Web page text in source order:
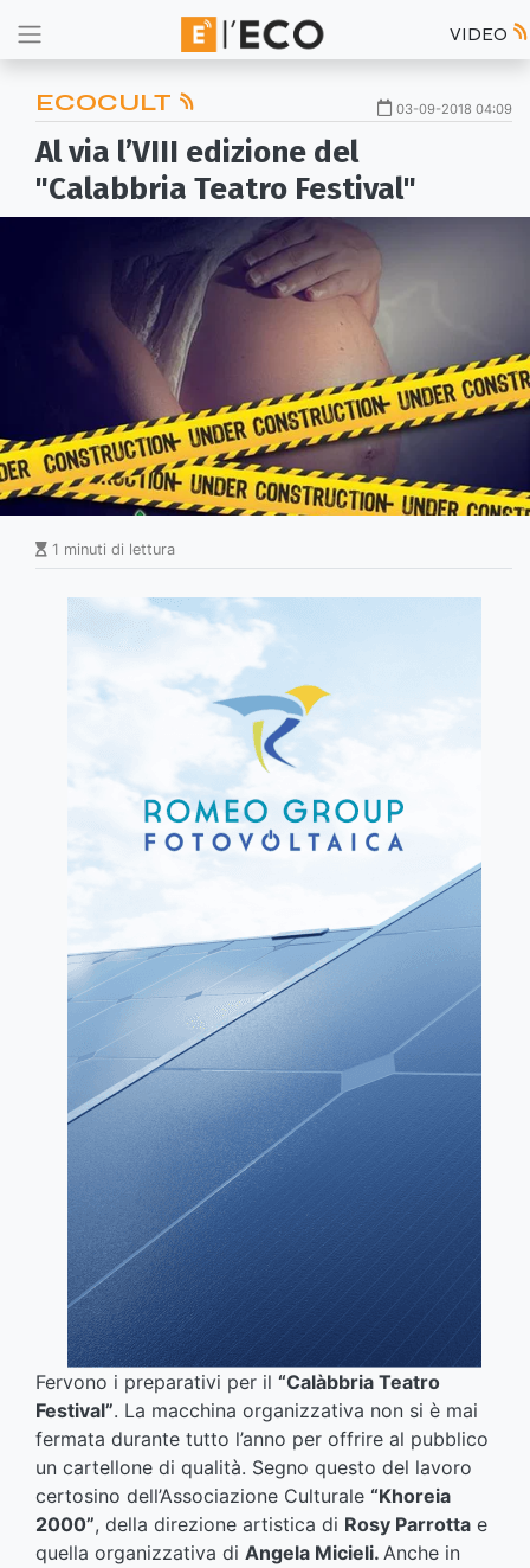
VIDEO
ECOCULT 03-09-2018 04:09
Al via l’VIII edizione del
"Calabbria Teatro Festival"
1 minuti di lettura
Fervono i preparativi per il “Calàbbria Teatro
Festival”. La macchina organizzativa non si è mai
fermata durante tutto l’anno per offrire al pubblico
un cartellone di qualità. Segno questo del lavoro
certosino dell’Associazione Culturale “Khoreia
2000”, della direzione artistica di Rosy Parrotta e
quella organizzativa di Angela Micieli. Anche in